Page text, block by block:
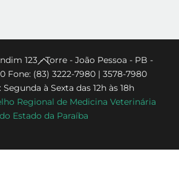
Back
To
Top
123 - Torre - João Pessoa - PB -
Fone: (83) 3222-7980 | 3578-7980
Segunda à Sexta das 12h às 18h
Regional de Medicina Veterinária
do Estado da Paraíba